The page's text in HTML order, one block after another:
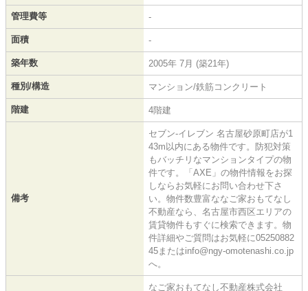
管理費等 -
面積 -
築年数 2005年 7月 (築21年)
種別/構造 マンション/鉄筋コンクリート
階建 4階建
備考
セブン‐イレブン 名古屋砂原町店が1
43m以内にある物件です。防犯対策
もバッチリなマンションタイプの物
件です。「AXE」の物件情報をお探
しならお気軽にお問い合わせ下さ
い。物件数豊富ななご家おもてなし
不動産なら、名古屋市西区エリアの
賃貸物件もすぐに検索できます。物
件詳細やご質問はお気軽に05250882
45またはinfo@ngy-omotenashi.co.jp
へ。
なご家おもてなし不動産株式会社